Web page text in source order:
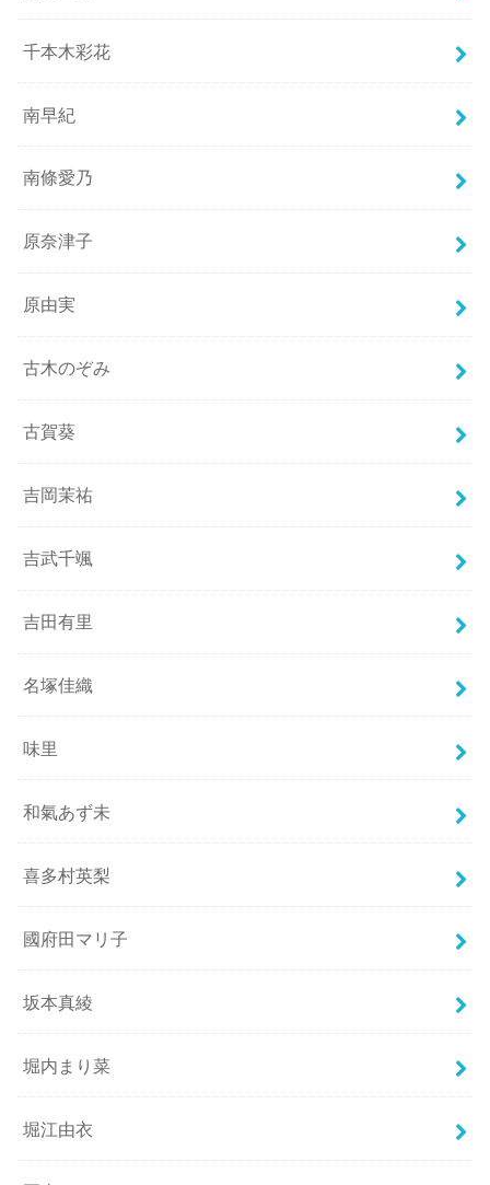
千本木彩花
南早紀
南條愛乃
原奈津子
原由実
古木のぞみ
古賀葵
吉岡茉祐
吉武千颯
吉田有里
名塚佳織
味里
和氣あず未
喜多村英梨
國府田マリ子
坂本真綾
堀内まり菜
堀江由衣